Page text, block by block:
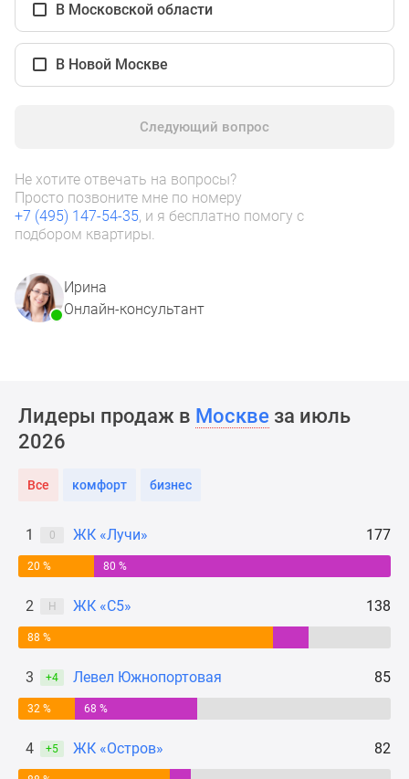
комнатные
комнатные
карте
Ипотечный
калькулятор
Семейная
ипотека
Военная
ипотека
Новости
недвижимости
эксперта
рынка
Покупателю
Экспертиза
новостроек
проекте
Реклама
В Московской области
В Новой Москве
Следующий вопрос
Не хотите отвечать на вопросы?
Просто позвоните мне по номеру
+7 (495) 147-54-35, и я бесплатно помогу с
подбором квартиры.
Ирина
Онлайн-консультант
Лидеры продаж в Москве за июль
2026
Все комфорт бизнес
1 0 ЖК «Лучи» 177
20 % 80 %
2 Н ЖК «С5» 138
88 %
3 +4 Левел Южнопортовая 85
32 % 68 %
4 +5 ЖК «Остров» 82